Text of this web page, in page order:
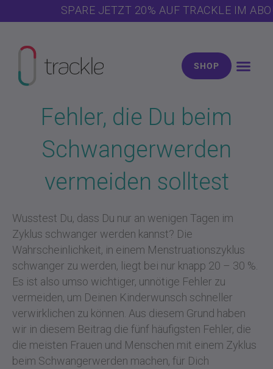
Inhalt
SPARE JETZT 20% AUF TRACKLE IM
SHOP
Fehler, die Du beim
Schwangerwerden
vermeiden solltest
Wusstest Du, dass Du nur an wenigen Tagen im
Zyklus schwanger werden kannst? Die
Wahrscheinlichkeit, in einem Menstruationszyklus
schwanger zu werden, liegt bei nur knapp 20 – 30 %.
Es ist also umso wichtiger, unnötige Fehler zu
vermeiden, um Deinen Kinderwunsch schneller
verwirklichen zu können. Aus diesem Grund haben
wir in diesem Beitrag die fünf häufigsten Fehler, die
die meisten Frauen und Menschen mit einem Zyklus
beim Schwangerwerden machen, für Dich